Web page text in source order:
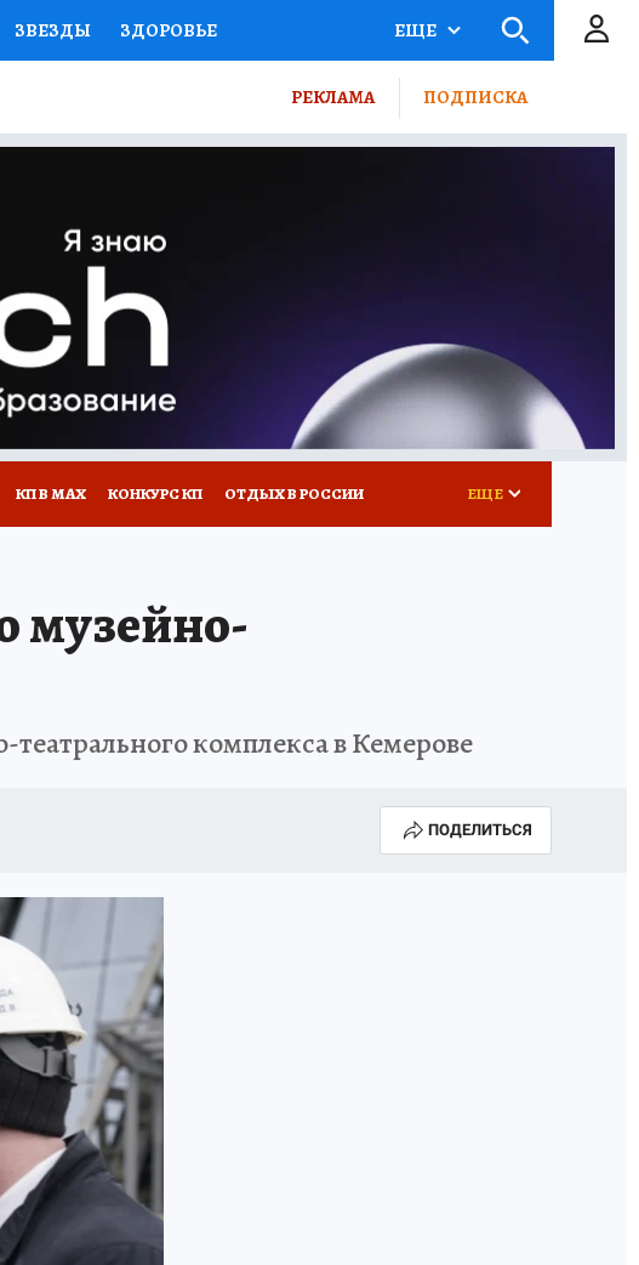
ЗВЕЗДЫ ЗДОРОВЬЕ
СЕКРЕТЫ ПУТЕВОДИТЕЛЬ
ЕЩЕ
РЕКЛАМА ПОДПИСКА
КП В МАХ КОНКУРС КП ОТДЫХ В РОССИИ ЕЩЕ
музейно-
комплекса в Кемерове
ПОДЕЛИТЬСЯ